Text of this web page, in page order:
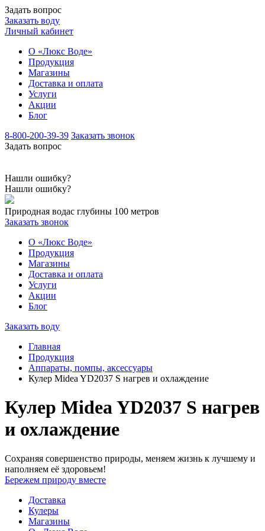
Задать вопрос
Заказать воду
Личный кабинет
О «Люкс Воде»
Продукция
Магазины
Доставка и оплата
Услуги
Акции
Блог
8-800-200-39-39 Заказать звонок
Задать вопрос
Нашли ошибку?
Нашли ошибку?
Природная водас глубины 100 метров
Заказать звонок
О «Люкс Воде»
Продукция
Магазины
Доставка и оплата
Услуги
Акции
Блог
Заказать воду
Главная
Продукция
Аппараты, помпы, аксессуары
Кулер Midea YD2037 S нагрев и охлаждение
Кулер Midea YD2037 S нагрев
и охлаждение
Сохраняя совершенство природы, меняем жизнь к лучшему и
наполняем её здоровьем!
Бережем природу вместе
Доставка
Кулеры
Магазины